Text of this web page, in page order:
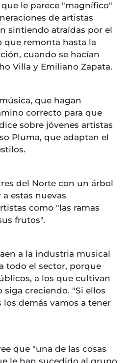
le parece "magnífico"
de artistas
sintiendo atraídas por el
que remonta hasta la
cuando se hacían
Villa y Emiliano Zapata.
que hagan
correcto para que
sobre jóvenes artistas
Pluma, que adaptan el
del Norte con un árbol
estas nuevas
como "las ramas
frutos".
a la industria musical
todo el sector, porque
a los que cultivan
siga creciendo. "Si ellos
demás vamos a tener
que "una de las cosas